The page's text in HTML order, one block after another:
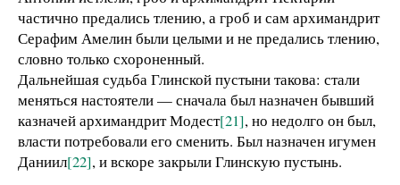
частично предались тлению, а гроб и сам архимандрит
Серафим Амелин были целыми и не предались тлению,
словно только схороненный.
Дальнейшая судьба Глинской пустыни такова: стали
меняться настоятели — сначала был назначен бывший
казначей архимандрит Модест[21], но недолго он был,
власти потребовали его сменить. Был назначен игумен
Даниил[22], и вскоре закрыли Глинскую пустынь.